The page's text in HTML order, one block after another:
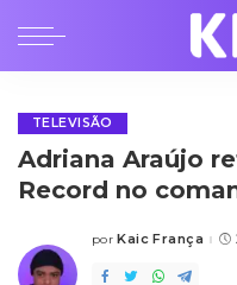
TELEVISÃO
Adriana Araújo
Record no
Posted
por Kaic França